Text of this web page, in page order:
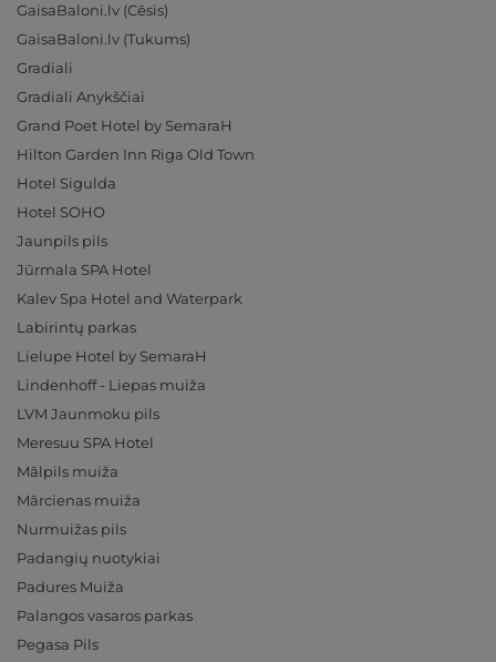
GaisaBaloni.lv (Cēsis)
GaisaBaloni.lv (Tukums)
Gradiali
Gradiali Anykščiai
Grand Poet Hotel by SemaraH
Hilton Garden Inn Riga Old Town
Hotel Sigulda
Hotel SOHO
Jaunpils pils
Jūrmala SPA Hotel
Kalev Spa Hotel and Waterpark
Labirintų parkas
Lielupe Hotel by SemaraH
Lindenhoff - Liepas muiža
LVM Jaunmoku pils
Meresuu SPA Hotel
Mālpils muiža
Mārcienas muiža
Nurmuižas pils
Padangių nuotykiai
Padures Muiža
Palangos vasaros parkas
Pegasa Pils